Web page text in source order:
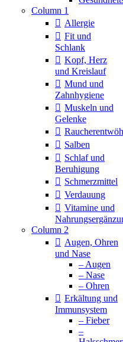
Column 1
Allergie
Fit und
Schlank
Kopf, Herz
und Kreislauf
Mund und
Zahnhygiene
Muskeln und
Gelenke
Salben
Schlaf und
Beruhigung
Schmerzmittel
Verdauung
Vitamine und
Column 2
Augen, Ohren
und Nase
– Augen
– Nase
– Ohren
Erkältung und
Immunsystem
– Fieber
–